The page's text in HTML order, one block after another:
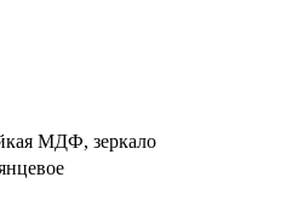
МДФ, зеркало